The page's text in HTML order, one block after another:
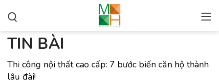
TIN BÀI
Thi công nội thất cao cấp: 7 bước biến căn hộ thành
lâu đài!